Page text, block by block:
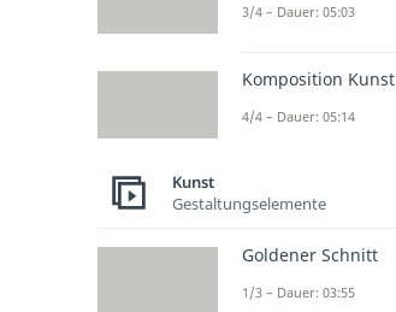
3/4 – Dauer: 05:03
Komposition Kunst
4/4 – Dauer: 05:14
Kunst
Gestaltungselemente
Goldener Schnitt
1/3 – Dauer: 03:55